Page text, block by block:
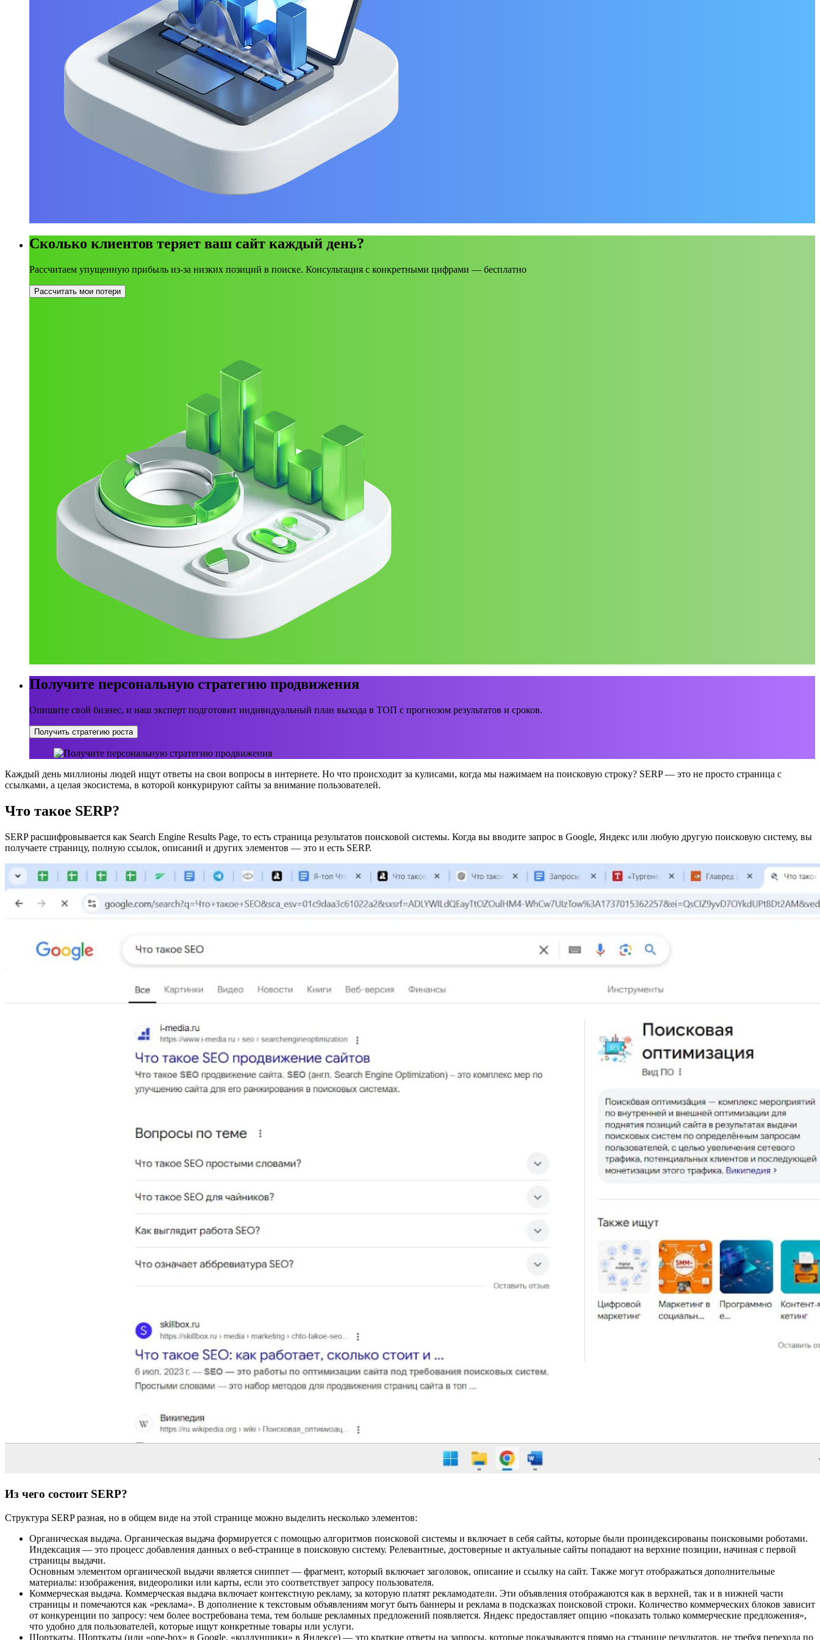
Сколько клиентов теряет ваш сайт каждый день?
Рассчитаем упущенную прибыль из-за низких позиций в поиске. Консультация с конкретными цифрами — бесплатно
Рассчитать мои потери
Получите персональную стратегию продвижения
Опишите свой бизнес, и наш эксперт подготовит индивидуальный план выхода в ТОП с прогнозом результатов и сроков.
Получить стратегию роста
Каждый день миллионы людей ищут ответы на свои вопросы в интернете. Но что происходит за кулисами, когда мы нажимаем на поисковую строку? SERP — это не просто страница с
ссылками, а целая экосистема, в которой конкурируют сайты за внимание пользователей.
Что такое SERP?
SERP расшифровывается как Search Engine Results Page, то есть страница результатов поисковой системы. Когда вы вводите запрос в Google, Яндекс или любую другую поисковую систему, вы
получаете страницу, полную ссылок, описаний и других элементов — это и есть SERP.
Из чего состоит SERP?
Структура SERP разная, но в общем виде на этой странице можно выделить несколько элементов:
Органическая выдача. Органическая выдача формируется с помощью алгоритмов поисковой системы и включает в себя сайты, которые были проиндексированы поисковыми роботами.
Индексация — это процесс добавления данных о веб-странице в поисковую систему. Релевантные, достоверные и актуальные сайты попадают на верхние позиции, начиная с первой
страницы выдачи.
Основным элементом органической выдачи является сниппет — фрагмент, который включает заголовок, описание и ссылку на сайт. Также могут отображаться дополнительные
материалы: изображения, видеоролики или карты, если это соответствует запросу пользователя.
Коммерческая выдача. Коммерческая выдача включает контекстную рекламу, за которую платят рекламодатели. Эти объявления отображаются как в верхней, так и в нижней части
страницы и помечаются как «реклама». В дополнение к текстовым объявлениям могут быть баннеры и реклама в подсказках поисковой строки. Количество коммерческих блоков зависит
от конкуренции по запросу: чем более востребована тема, тем больше рекламных предложений появляется. Яндекс предоставляет опцию «показать только коммерческие предложения»,
что удобно для пользователей, которые ищут конкретные товары или услуги.
Шорткаты. Шорткаты (или «one-box» в Google, «колдунщики» в Яндексе) — это краткие ответы на запросы, которые показываются прямо на странице результатов, не требуя перехода по